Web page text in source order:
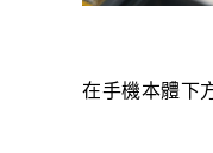
在手機本體下